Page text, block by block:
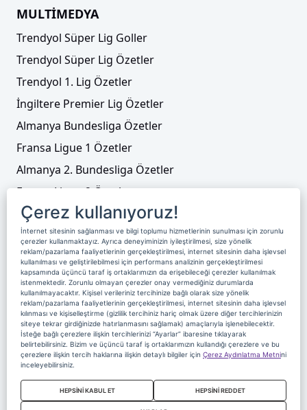
MULTİMEDYA
Trendyol Süper Lig Goller
Trendyol Süper Lig Özetler
Trendyol 1. Lig Özetler
İngiltere Premier Lig Özetler
Almanya Bundesliga Özetler
Fransa Ligue 1 Özetler
Almanya 2. Bundesliga Özetler
Fransa Ligue 2 Özetler
Tenis
Video Liste
Foto Galeriler
Üyelik Yayın Akışı Reklam
Site Sözleşmesi
Künye ve İletişim
Çerez Politikası
Çerez Yönetimi
Veri Sahibi Başvuru Formu
Nereden İzlerim
Copyright 2020 Digiturk Bu siteyi kullanarak sözleşmeyi kabul etmiş
sayılırsınız.
Çerez kullanıyoruz!
İnternet sitesinin sağlanması ve bilgi toplumu hizmetlerinin sunulması için zorunlu
çerezler kullanmaktayız. Ayrıca deneyiminizin iyileştirilmesi, size yönelik
reklam/pazarlama faaliyetlerinin gerçekleştirilmesi, internet sitesinin daha işlevsel
kullanılması ve geliştirilebilmesi için performans analizinin gerçekleştirilmesi
kapsamında üçüncü taraf iş ortaklarımızın da erişebileceği çerezler kullanılmak
istenmektedir. Zorunlu olmayan çerezler onay vermediğiniz durumlarda
kullanılmayacaktır. Kişisel verileriniz tercihinize bağlı olarak size yönelik
reklam/pazarlama faaliyetlerinin gerçekleştirilmesi, internet sitesinin daha işlevsel
kılınması ve kişiselleştirme (gizlilik tercihiniz hariç olmak üzere diğer tercihlerinizin
siteye tekrar girdiğinizde hatırlanmasını sağlamak) amaçlarıyla işlenebilecektir.
İsteğe bağlı çerezlere ilişkin tercihlerinizi “Ayarlar” ibaresine tıklayarak
belirtebilirsiniz. Bizim ve üçüncü taraf iş ortaklarımızın kullandığı çerezlere ve bu
çerezlere ilişkin tercih haklarına ilişkin detaylı bilgiler için Çerez Aydınlatma Metnini
inceleyebilirsiniz.
HEPSİNİ KABUL ET HEPSİNİ REDDET